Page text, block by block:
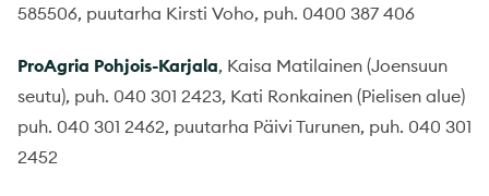
585506, puutarha Kirsti Voho, puh. 0400 387 406
ProAgria Pohjois-Karjala, Kaisa Matilainen (Joensuun
seutu), puh. 040 301 2423, Kati Ronkainen (Pielisen alue)
puh. 040 301 2462, puutarha Päivi Turunen, puh. 040 301
2452